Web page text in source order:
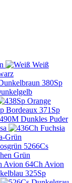
Weiß
380Sp
371Sp
Grün
5266Cs
Grün
64Ch Avion
325Sp